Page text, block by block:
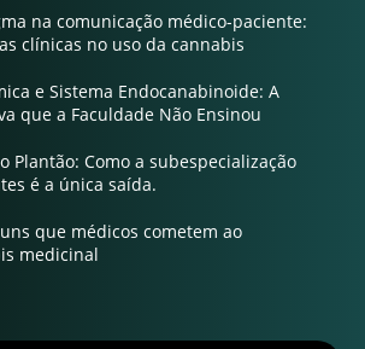
na comunicação médico-paciente:
clínicas no uso da cannabis
e Sistema Endocanabinoide: A
que a Faculdade Não Ensinou
Plantão: Como a subespecialização
é a única saída.
que médicos cometem ao
medicinal